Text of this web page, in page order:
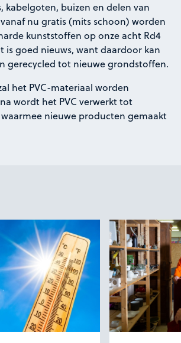
kabelgoten, buizen en delen van
nu gratis (mits schoon) worden
kunststoffen op onze acht Rd4
is goed nieuws, want daardoor kan
gerecycled tot nieuwe grondstoffen.
het PVC-materiaal worden
wordt het PVC verwerkt tot
nieuwe producten gemaakt